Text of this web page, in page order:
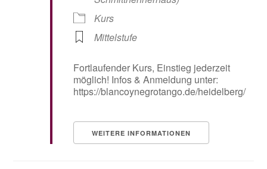
Kurs
Mittelstufe
Fortlaufender Kurs, Einstieg jederzeit
möglich! Infos & Anmeldung unter:
https://blancoynegrotango.de/heidelberg/
WEITERE INFORMATIONEN